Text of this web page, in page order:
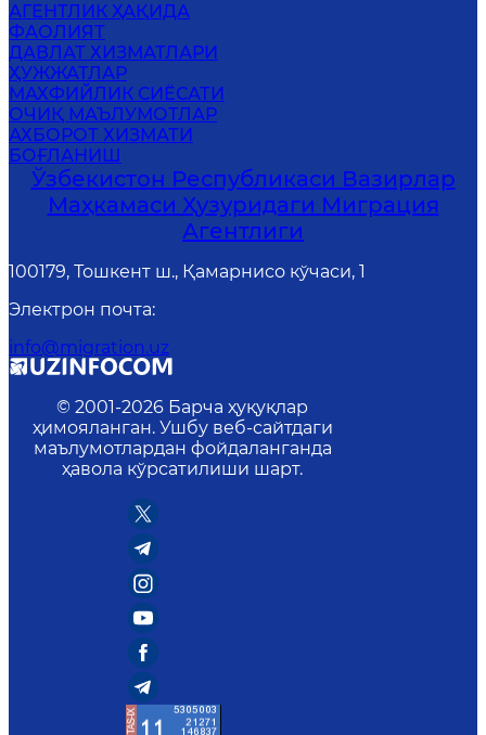
АГЕНТЛИК ҲАҚИДА
ФАОЛИЯТ
ДАВЛАТ ХИЗМАТЛАРИ
ҲУЖЖАТЛАР
MАХФИЙЛИК СИЁСАТИ
ОЧИҚ МАЪЛУМОТЛАР
АХБОРОТ ХИЗМАТИ
БОҒЛАНИШ
Ўзбекистон Республикаси Вазирлар
Маҳкамаси Ҳузуридаги Миграция
Агентлиги
100179, Тошкент ш., Қамарнисо кўчаси, 1
Электрон почта:
info@migration.uz
© 2001-2026 Барча ҳуқуқлар
ҳимояланган. Ушбу веб-сайтдаги
маълумотлардан фойдаланганда
ҳавола кўрсатилиши шарт.